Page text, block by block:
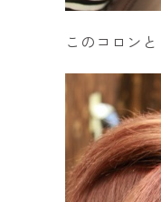
このコロン